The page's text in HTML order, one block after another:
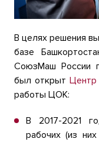
В целях решения
базе
СоюзМаш России
был открыт Центр
работы ЦОК:
В 2017-2021
рабочих (из